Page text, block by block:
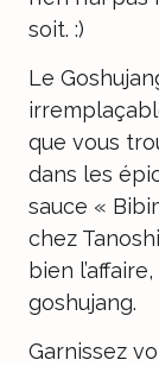
soit. :)
Le
que vous
dans les
sauce «
chez
bien
goshujang.
Garnissez